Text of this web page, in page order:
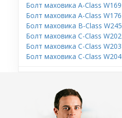
Болт маховика A-Class W169
Болт маховика A-Class W176
Болт маховика B-Class W245
Болт маховика C-Class W202
Болт маховика C-Class W203
Болт маховика C-Class W204